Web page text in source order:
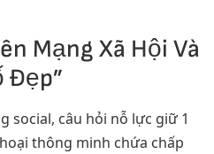
Mạng Xã Hội Và
Đẹp”
social, câu hỏi nỗ lực giữ 1
thông minh chứa chấp